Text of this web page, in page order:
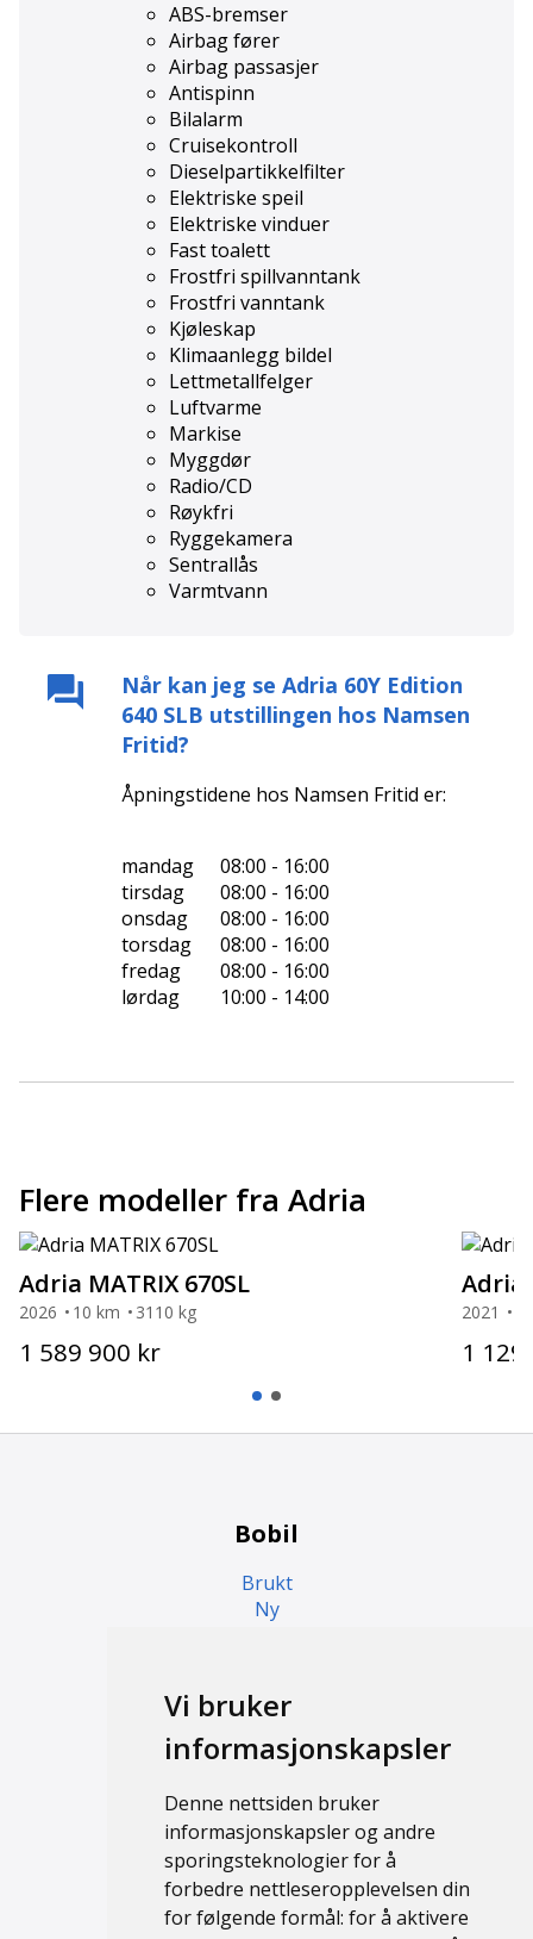
Vi bruker
informasjonskapsler
Denne nettsiden bruker
informasjonskapsler og andre
sporingsteknologier for å
forbedre nettleseropplevelsen din
for følgende formål: for å aktivere
ABS-bremser
Airbag fører
Airbag passasjer
Antispinn
Bilalarm
Cruisekontroll
Dieselpartikkelfilter
Elektriske speil
Elektriske vinduer
Fast toalett
Frostfri spillvanntank
Frostfri vanntank
Kjøleskap
Klimaanlegg bildel
Lettmetallfelger
Luftvarme
Markise
Myggdør
Radio/CD
Røykfri
Ryggekamera
Sentrallås
Varmtvann
Når kan jeg se Adria 60Y Edition
640 SLB utstillingen hos Namsen
Fritid?
Åpningstidene hos Namsen Fritid er:
mandag
08:00 - 16:00
tirsdag
08:00 - 16:00
onsdag
08:00 - 16:00
torsdag
08:00 - 16:00
fredag
08:00 - 16:00
lørdag
10:00 - 14:00
Flere modeller fra Adria
Adria MATRIX 670SL
2026 10 km 3110 kg
1 589 900 kr
Adria
2021
1
Bobil
Brukt
Ny
Brukt
Ny
Support
Kontakt
Personvernerklæring